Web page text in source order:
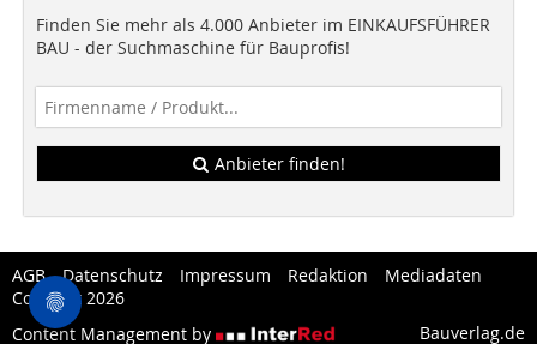
Finden Sie mehr als 4.000 Anbieter im EINKAUFSFÜHRER
BAU - der Suchmaschine für Bauprofis!
Anbieter finden!
AGB Datenschutz Impressum Redaktion
Mediadaten
Copytest 2026
Content Management by
Bauverlag.de